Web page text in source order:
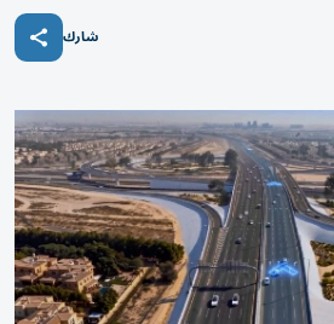
شارك